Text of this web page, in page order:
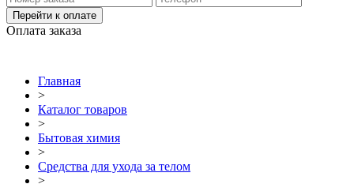
Перейти к оплате
Оплата заказа
Главная
>
Каталог товаров
>
Бытовая химия
>
Средства для ухода за телом
>